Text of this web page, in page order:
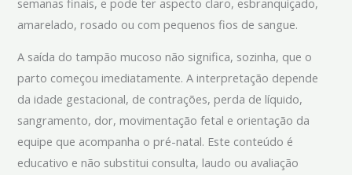
amarelado, rosado ou com pequenos fios de sangue.
A saída do tampão mucoso não significa, sozinha, que o
parto começou imediatamente. A interpretação depende
da idade gestacional, de contrações, perda de líquido,
sangramento, dor, movimentação fetal e orientação da
equipe que acompanha o pré-natal. Este conteúdo é
educativo e não substitui consulta, laudo ou avaliação